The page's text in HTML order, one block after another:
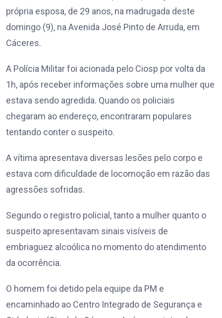
própria esposa, de 29 anos, na madrugada deste
domingo (9), na Avenida José Pinto de Arruda, em
Cáceres.
A Polícia Militar foi acionada pelo Ciosp por volta da
1h, após receber informações sobre uma mulher que
estava sendo agredida. Quando os policiais
chegaram ao endereço, encontraram populares
tentando conter o suspeito.
A vítima apresentava diversas lesões pelo corpo e
estava com dificuldade de locomoção em razão das
agressões sofridas.
Segundo o registro policial, tanto a mulher quanto o
suspeito apresentavam sinais visíveis de
embriaguez alcoólica no momento do atendimento
da ocorrência.
O homem foi detido pela equipe da PM e
encaminhado ao Centro Integrado de Segurança e